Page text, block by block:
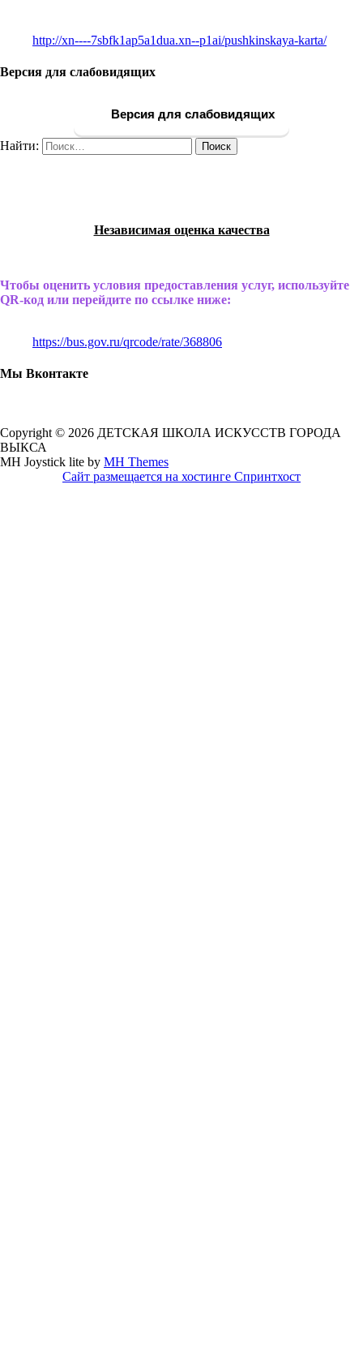
http://xn----7sbfk1ap5a1dua.xn--p1ai/pushkinskaya-karta/
Версия для слабовидящих
Версия для слабовидящих
Найти:
Независимая оценка качества
Чтобы оценить условия предоставления услуг, используйте
QR-код или перейдите по ссылке ниже:
https://bus.gov.ru/qrcode/rate/368806
Мы Вконтакте
Copyright © 2026 ДЕТСКАЯ ШКОЛА ИСКУССТВ ГОРОДА
ВЫКСА
MH Joystick lite by MH Themes
Сайт размещается на хостинге Спринтхост